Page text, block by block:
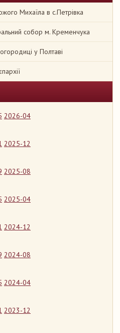
Михаїла в с.Петрівка
собор м. Кременчука
у Полтаві
2026-04
2025-12
2025-08
2025-04
2024-12
2024-08
2024-04
2023-12